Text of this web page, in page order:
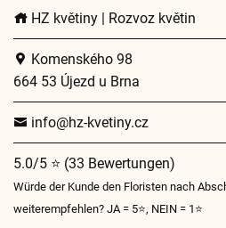
HZ květiny | Rozvoz květin
Komenského 98
664 53 Újezd u Brna
info@hz-kvetiny.cz
5.0/5 ⭐ (33 Bewertungen)
Würde der Kunde den Floristen nach
weiterempfehlen? JA = 5⭐, NEIN = 1⭐